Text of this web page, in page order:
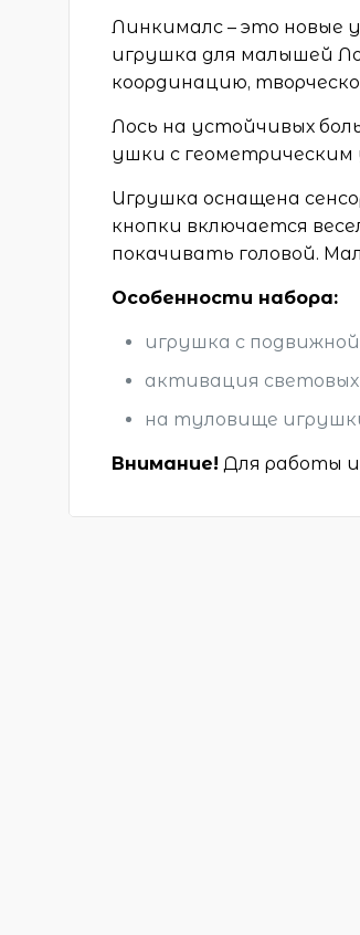
Линкималс – это новые
игрушка для малышей
координацию,
Лось на устойчивых
ушки с геометрическим
Игрушка оснащена
кнопки включается
покачивать головой.
Особенности набора:
игрушка с подвижной
активация
на туловище
Внимание! Для работы